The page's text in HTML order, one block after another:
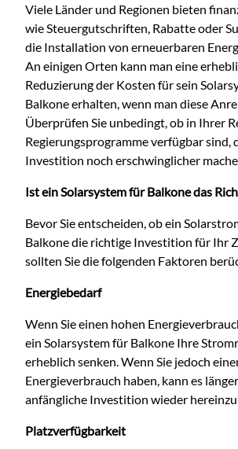
Viele Länder und Regionen bieten
wie Steuergutschriften, Rabatte oder
die Installation von erneuerbaren
An einigen Orten kann man eine
Reduzierung der Kosten für sein
Balkone erhalten, wenn man diese
Überprüfen Sie unbedingt, ob in Ihrer
Regierungsprogramme verfügbar sind,
Investition noch erschwinglicher
Ist ein Solarsystem für Balkone das
Bevor Sie entscheiden, ob ein
Balkone die richtige Investition für Ihr
sollten Sie die folgenden Faktoren
Energiebedarf
Wenn Sie einen hohen
ein Solarsystem für Balkone Ihre
erheblich senken. Wenn Sie jedoch
Energieverbrauch haben, kann es
anfängliche Investition wieder
Platzverfügbarkeit